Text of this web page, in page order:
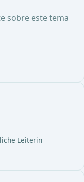
sobre este tema
Leiterin